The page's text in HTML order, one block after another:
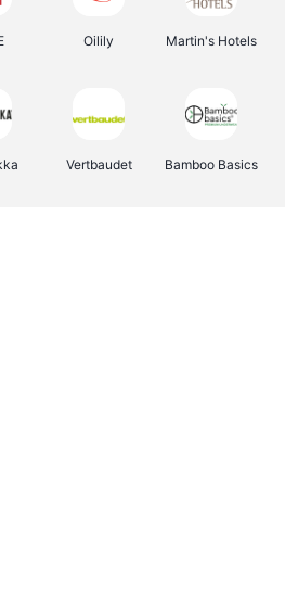
Oilily Martin's Hotels
Vertbaudet Bamboo Basics